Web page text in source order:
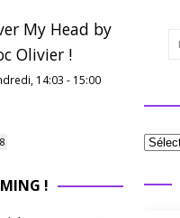
My Head by
Olivier !
14:03 - 15:00
!